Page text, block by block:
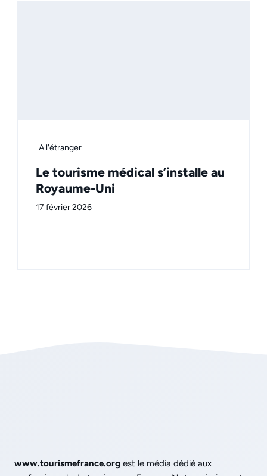
A l'étranger
Le tourisme médical s’installe au
Royaume-Uni
17 février 2026
www.tourismefrance.org est le média dédié aux